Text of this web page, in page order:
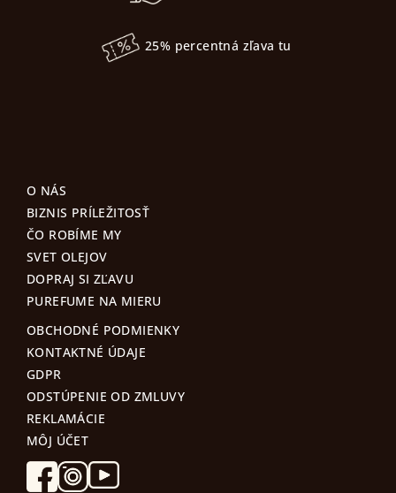
25% percentná zľava tu
O NÁS
BIZNIS PRÍLEŽITOSŤ
ČO ROBÍME MY
SVET OLEJOV
DOPRAJ SI ZĽAVU
PUREFUME NA MIERU
OBCHODNÉ PODMIENKY
KONTAKTNÉ ÚDAJE
GDPR
ODSTÚPENIE OD ZMLUVY
REKLAMÁCIE
MÔJ ÚČET